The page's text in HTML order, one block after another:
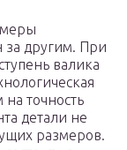
за другим. При
валика
точность
детали не
размеров.